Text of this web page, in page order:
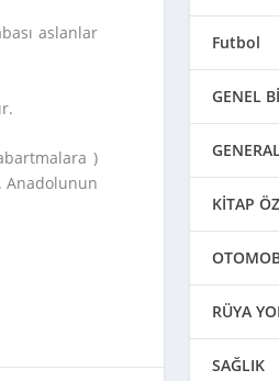
aslanlar
)
Anadolunun
Futbol
GENEL
KİTAP
RÜYA
SAĞLIK